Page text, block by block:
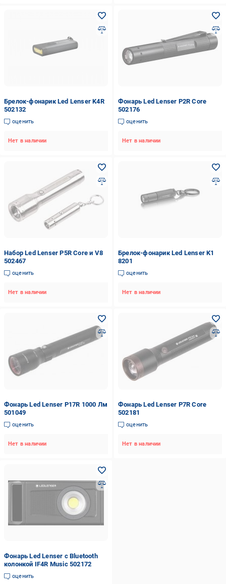
Брелок-фонарик Led Lenser K4R
502132
оценить
Нет в наличии
Фонарь Led Lenser P2R Core
502176
оценить
Нет в наличии
Набор Led Lenser P5R Core и V8
502467
оценить
Нет в наличии
Брелок-фонарик Led Lenser K1
8201
оценить
Нет в наличии
Фонарь Led Lenser P17R 1000 Лм
501049
оценить
Нет в наличии
Фонарь Led Lenser P7R Core
502181
оценить
Нет в наличии
Фонарь Led Lenser с Bluetooth
колонкой IF4R Music 502172
оценить